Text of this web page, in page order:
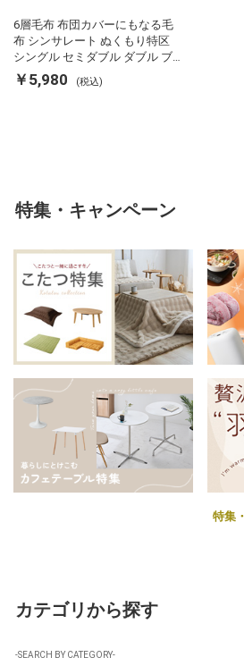
6層毛布 布団カバーにもなる毛
布 シンサレート ぬくもり特区
シングル セミダブル ダブル ブ
ランケット 掛け布団カバー フラ
ンネル 保温 蓄熱 吸湿 発熱 断熱
￥5,980 (税込)
特集・キャンペーン
特集
カテゴリから探す
-SEARCH BY CATEGORY-